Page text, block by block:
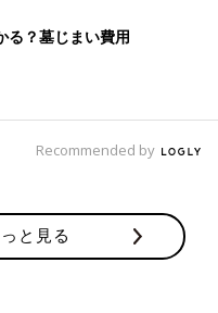
る？墓じまい費用
Recommended by
と見る